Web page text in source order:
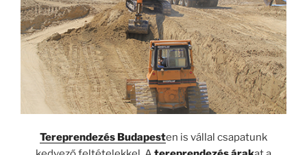
Tereprendezés Budapesten is vállal csapatunk